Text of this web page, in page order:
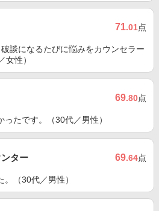
71.01点
談になるたびに悩みをカウンセラー
女性）
69.80点
たです。（30代／男性）
ター 69.64点
（30代／男性）